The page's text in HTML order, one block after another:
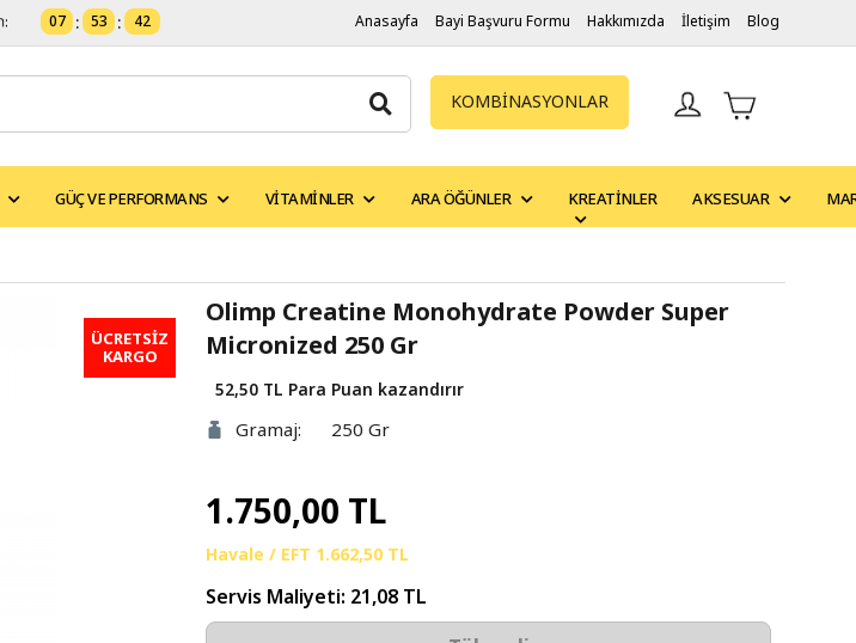
07 : 53 : 41 Anasayfa Bayi Başvuru Formu Hakkımızda İletişim Blog
KOMBİNASYONLAR
GÜÇ VE PERFORMANS VITAMINLER ARA ÖĞÜNLER KREATINLER AKSESUAR
ÜCRETSİZ
KARGO
Olimp Creatine Monohydrate Powder Super
Micronized 250 Gr
52,50 TL Para Puan kazandırır
Gramaj: 250 Gr
1.750,00 TL
Havale / EFT 1.662,50 TL
Servis Maliyeti: 21,08 TL